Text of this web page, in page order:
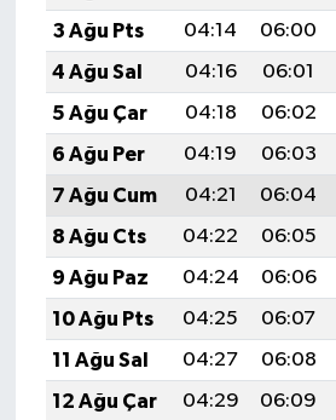
3 Ağu Pts
04:14 06:00
4 Ağu Sal
04:16 06:01
5 Ağu Çar
04:18 06:02
6 Ağu Per
04:19 06:03
7 Ağu Cum
04:21 06:04
8 Ağu Cts
04:22 06:05
9 Ağu Paz
04:24 06:06
10 Ağu Pts
04:25 06:07
11 Ağu Sal
04:27 06:08
12 Ağu Çar
04:29 06:09